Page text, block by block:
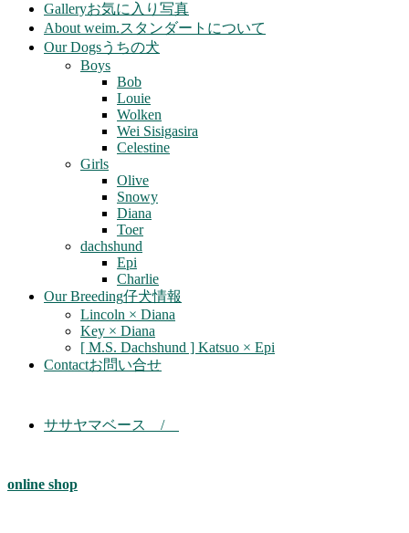
Galleryお気に入り写真
About weim.スタンダートについて
Our Dogsうちの犬
Boys
Bob
Louie
Wolken
Wei Sisigasira
Celestine
Girls
Olive
Snowy
Diana
Toer
dachshund
Epi
Charlie
Our Breeding仔犬情報
Lincoln × Diana
Key × Diana
[ M.S. Dachshund ] Katsuo × Epi
Contactお問い合せ
ササヤマベース /
online shop